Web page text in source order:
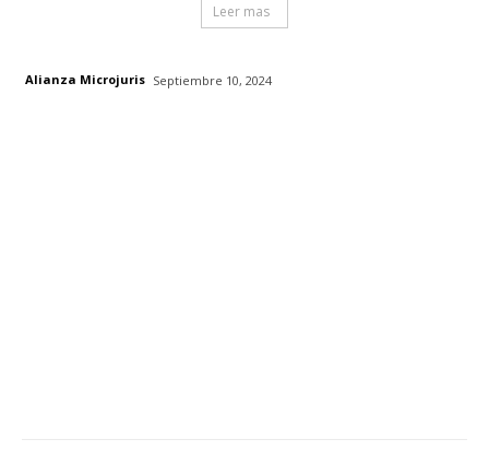
Leer mas
Alianza Microjuris Septiembre 10, 2024